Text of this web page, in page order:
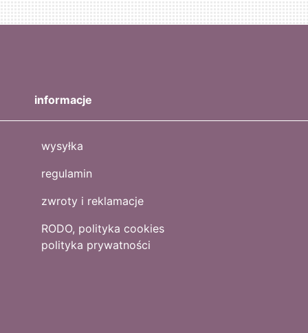
informacje
wysyłka
regulamin
zwroty i reklamacje
RODO, polityka cookies
polityka prywatności